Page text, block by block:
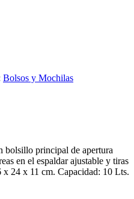
Bolsos y Mochilas
bolsillo principal de apertura
en el espaldar ajustable y tiras
x 24 x 11 cm. Capacidad: 10 Lts.